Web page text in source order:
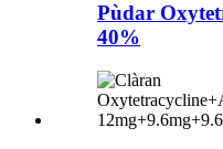
Pùdar
40%